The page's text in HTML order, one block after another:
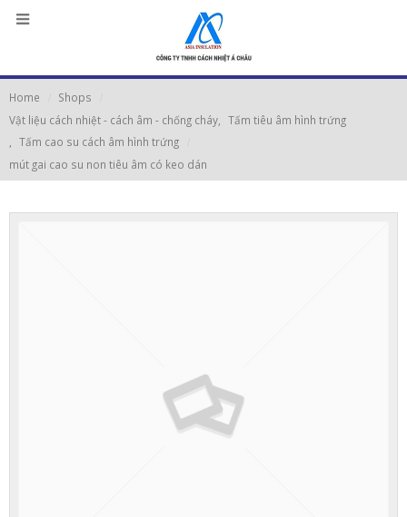
Home
Shops
Vật liệu cách nhiệt - cách âm - chống cháy
Tấm tiêu âm hình trứng
Tấm cao su cách âm hình trứng
mút gai cao su non tiêu âm có keo dán